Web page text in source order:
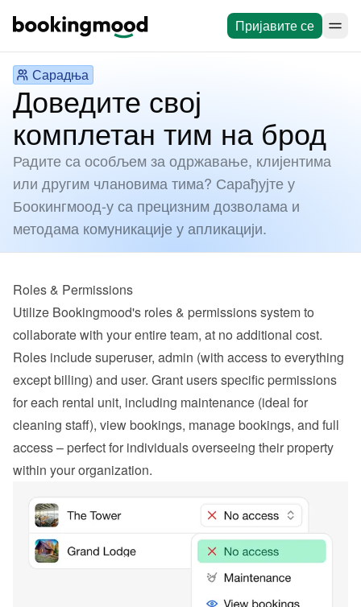
Пријавите се
Сарадња
Доведите свој
комплетан тим на брод
Радите са особљем за одржавање, клијентима
или другим члановима тима? Сарађујте у
Боокингмоод-у са прецизним дозволама и
методама комуникације у апликацији.
Roles & Permissions
Utilize Bookingmood's roles & permissions system to
collaborate with your entire team, at no additional cost.
Roles include superuser, admin (with access to everything
except billing) and user. Grant users specific permissions
for each rental unit, including maintenance (ideal for
cleaning staff), view bookings, manage bookings, and full
access – perfect for individuals overseeing their property
within your organization.